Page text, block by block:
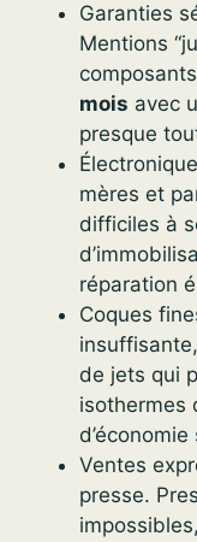
Garanties
Mentions
mois avec
presque
mères et
difficiles à
réparation
Coques
de jets qui
isothermes
Ventes
presse.